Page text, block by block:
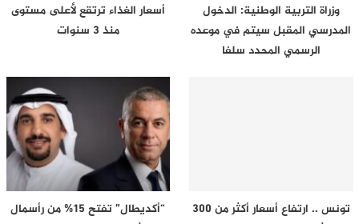
وزراة التربية الوطنية: الدخول
المدرسي المقبل سیتم في موعده
الرسمي المحدد سلفا
أسعار الغذاء ترتقع لأعلى مستوى
منذ 3 سنوات
تونس .. ارتفاع أسعار أكثر من 300
“أكديطال” تفتح 15% من رأسمال